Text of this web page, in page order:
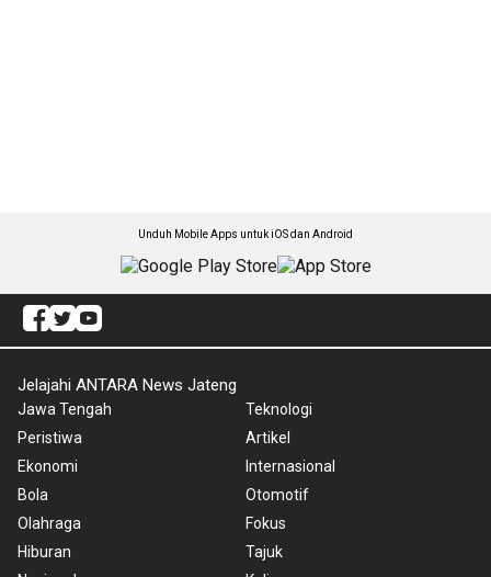
Unduh Mobile Apps untuk iOS dan Android
Jelajahi ANTARA News Jateng
Jawa Tengah
Peristiwa
Ekonomi
Bola
Olahraga
Hiburan
Teknologi
Artikel
Internasional
Otomotif
Fokus
Tajuk